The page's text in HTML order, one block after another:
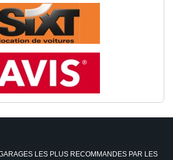
LES PLUS RECOMMANDES PAR LES